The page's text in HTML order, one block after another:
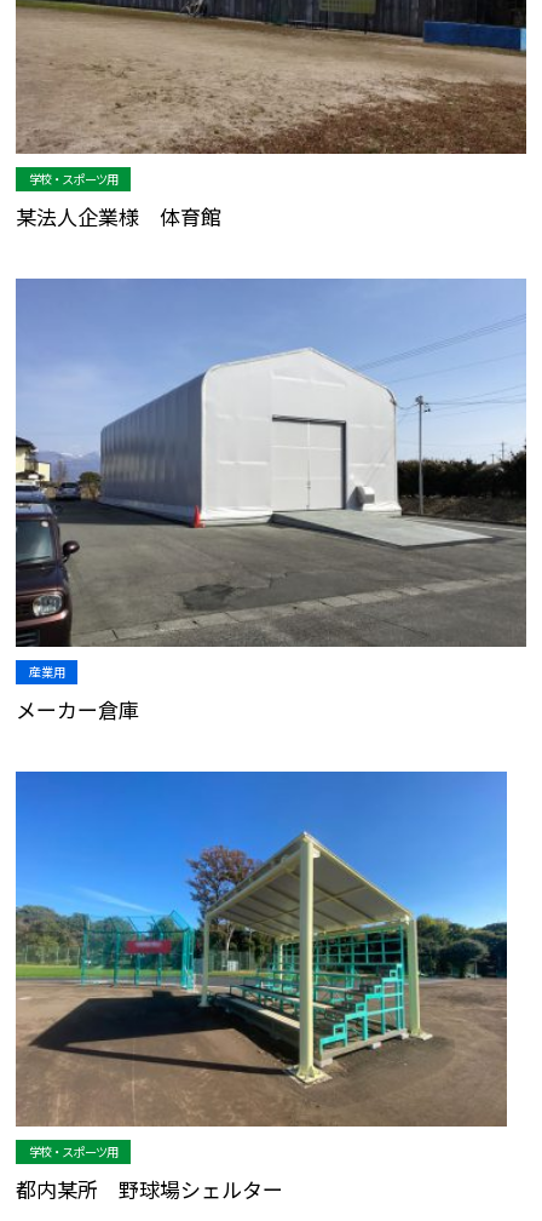
学校・スポーツ用
某法人企業様 体育館
産業用
メーカー倉庫
学校・スポーツ用
都内某所 野球場シェルター